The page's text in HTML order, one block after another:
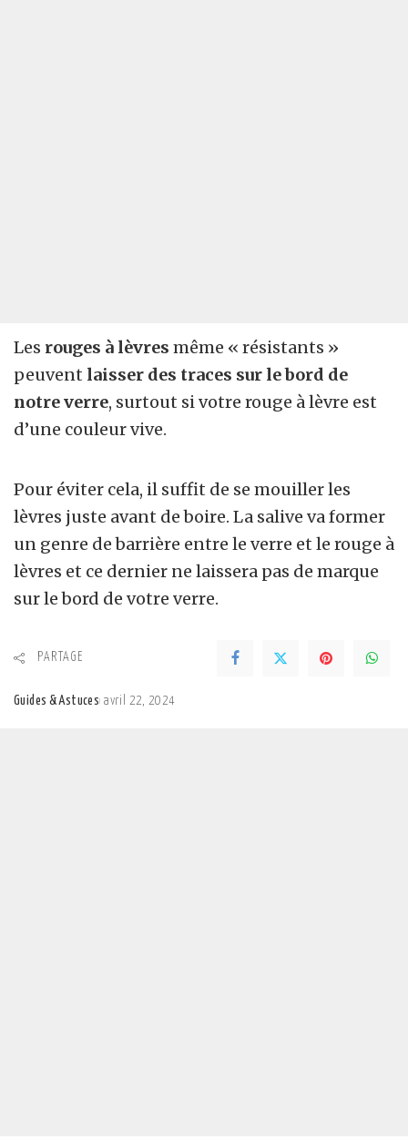
Les rouges à lèvres même « résistants »
peuvent laisser des traces sur le bord de
notre verre, surtout si votre rouge à lèvre est
d’une couleur vive.
Pour éviter cela, il suffit de se mouiller les
lèvres juste avant de boire. La salive va former
un genre de barrière entre le verre et le rouge à
lèvres et ce dernier ne laissera pas de marque
sur le bord de votre verre.
PARTAGE
Guides & Astuces avril 22, 2024